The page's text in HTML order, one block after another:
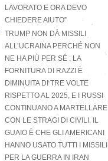
LAVORATO E ORA DEVO
CHIEDERE AIUTO”
TRUMP NON DÀ MISSILI
ALL’UCRAINA PERCHÉ NON
NE HA PIÙ PER SÉ : LA
FORNITURA DI RAZZI È
DIMINUITA DI TRE VOLTE
RISPETTO AL 2025, E I RUSSI
CONTINUANO A MARTELLARE
CON LE STRAGI DI CIVILI. IL
GUAIO È CHE GLI AMERICANI
HANNO USATO TUTTI I MISSILI
PER LA GUERRA IN IRAN